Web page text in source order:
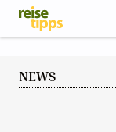
Skip to Content
NEWS